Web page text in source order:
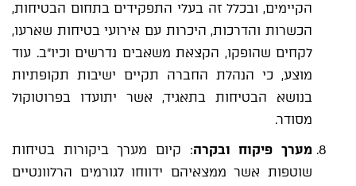
הקיימים, ובכלל זה בעלי התפקידים בתחום הבטיחות,
הכשרות והדרכות, היכרות עם אירועי בטיחות שארעו,
לקחים שהופקו, הקצאת משאבים נדרשים וכיו"ב. עוד
מוצע, כי הנהלת החברה תקיים ישיבות תקופתיות
בנושא הבטיחות בתאגיד, אשר יתועדו בפרוטוקול
מסודר.
מערך פיקוח ובקרה: קיום מערך ביקורות בטיחות
שוטפות אשר ממצאיהם ידווחו לגורמים הרלוונטיים